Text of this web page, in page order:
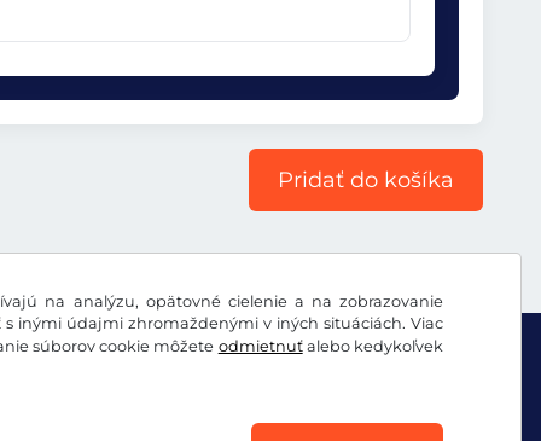
na analýzu, opätovné cielenie a na zobrazovanie
inými údajmi zhromaždenými v iných situáciách. Viac
súborov cookie môžete odmietnuťalebo kedykoľvek
Pridať do košíka